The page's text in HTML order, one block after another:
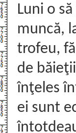
Luni o
muncă,
trofeu,
de
înţeles
ei sunt